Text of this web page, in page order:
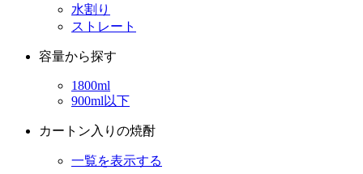
水割り
ストレート
容量から探す
1800ml
900ml以下
カートン入りの焼酎
一覧を表示する